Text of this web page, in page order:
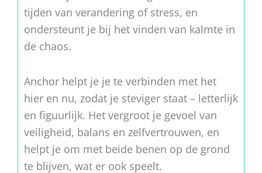
tijden van verandering of stress, en
ondersteunt je bij het vinden van kalmte in
de chaos.
Anchor helpt je je te verbinden met het
hier en nu, zodat je steviger staat – letterlijk
en figuurlijk. Het vergroot je gevoel van
veiligheid, balans en zelfvertrouwen, en
helpt je om met beide benen op de grond
te blijven, wat er ook speelt.